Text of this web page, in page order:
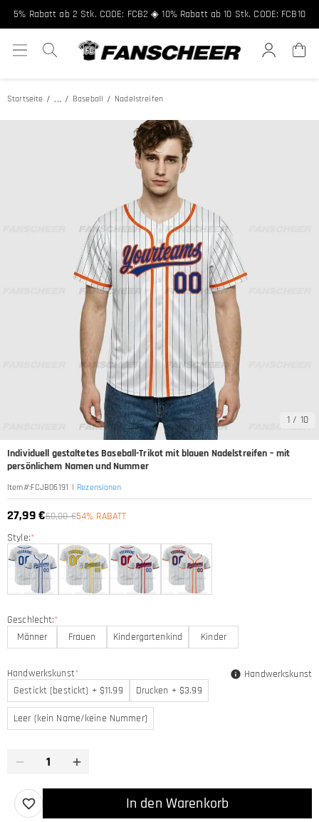
FCNEW8
5% Rabatt ab 2 Stk. CODE: FCB2 ◈ 10% Rabatt ab 10 Stk. CODE: FCB10
Startseite ... Baseball Nadelstreifen
1 / 10
Individuell gestaltetes Baseball-Trikot mit blauen Nadelstreifen – mit
persönlichem Namen und Nummer
Item#:FCJB06191 | Rezensionen
27,99 €60,00 €54% RABATT
Style:*
Geschlecht:*
Männer
Frauen Kindergartenkind Kinder
Handwerkskunst*
Gestickt (bestickt) + $11.99
Drucken + $3.99
Leer (kein Name/keine Nummer)
Handwerkskunst
In den Warenkorb